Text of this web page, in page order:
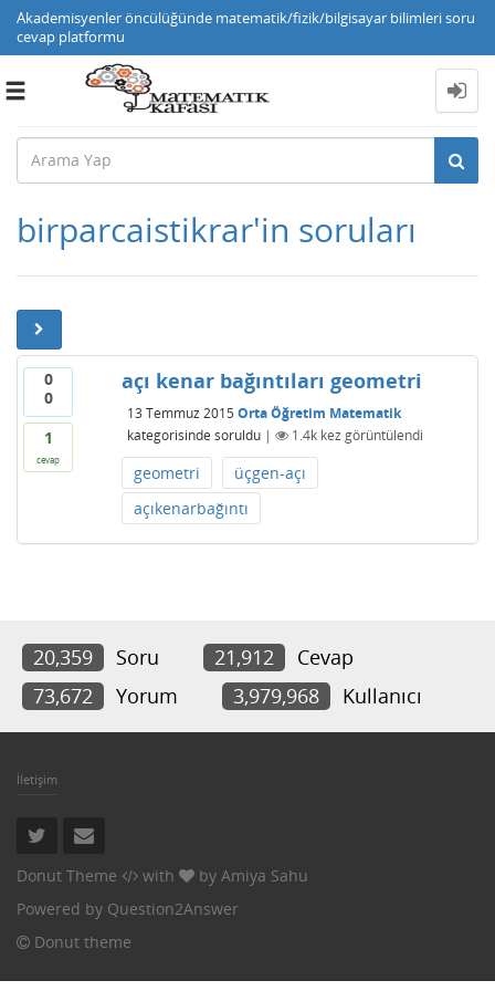
Akademisyenler öncülüğünde matematik/fizik/bilgisayar bilimleri soru
cevap platformu
Toggle
birparcaistikrar'in soruları
0
0
1
cevap
açı kenar bağıntıları geometri
13 Temmuz 2015 Orta Öğretim Matematik
kategorisinde soruldu | 1.4kkez görüntülendi
geometri
üçgen-açı
açıkenarbağıntı
20,359 Soru 21,912
Cevap
73,672
Yorum 3,979,968 Kullanıcı
İletişim
Donut Theme with by Amiya Sahu
Powered by Question2Answer
Donut theme